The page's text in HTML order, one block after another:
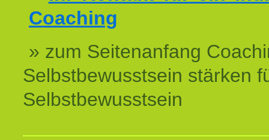
Coaching
» zum Seitenanfang
Selbstbewusstsein stärken
Selbstbewusstsein